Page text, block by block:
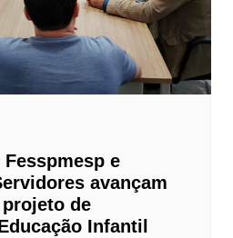
e
avançam
de
Infantil